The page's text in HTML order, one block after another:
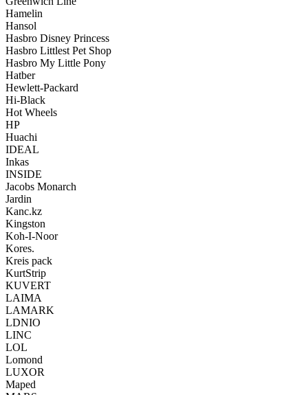
Hamelin
Hansol
Hasbro Disney Princess
Hasbro Littlest Pet Shop
Hasbro My Little Pony
Hatber
Hewlett-Packard
Hi-Black
Hot Wheels
HP
Huachi
IDEAL
Inkas
INSIDE
Jacobs Monarch
Jardin
Kanc.kz
Kingston
Koh-I-Noor
Kores.
Kreis pack
KurtStrip
KUVERT
LAIMA
LAMARK
LDNIO
LINC
LOL
Lomond
LUXOR
Maped